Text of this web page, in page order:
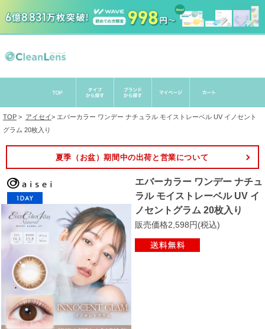
TOP > アイセイ> エバーカラー ワンデー ナチュラル モイストレーベル UV イノセント
グラム 20枚入り
夏季（お盆）期間中の出荷と営業について
エバーカラー ワンデー ナチュ
ラル モイストレーベル UV イ
ノセントグラム 20枚入り
販売価格2,598円(税込)